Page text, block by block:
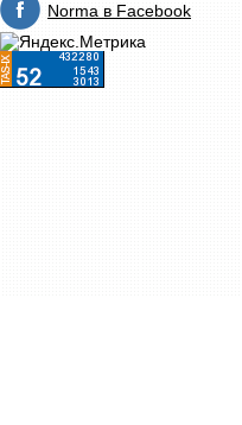
Norma в Facebook